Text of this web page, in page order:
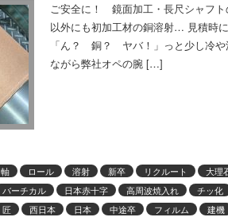
ご安全に！ 鏡面加工・長尺シャフ
以外にも初加工材の銅溶射… 見積時
「ん？ 銅？ ヤバ！」っと少し冷
ながら弊社オペの腕 […]
軸 ロール 溶射 新卒 リクルート
大理
バーチカル 日本赤十字 高周波焼入れ
チッ化
匠 西日本 日本 中途卒 フィルム
建機